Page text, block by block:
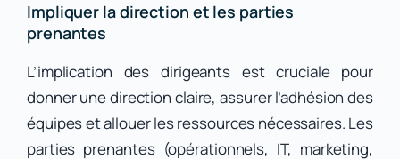
Impliquer la direction et les parties
prenantes
L’implication des dirigeants est cruciale pour
donner une direction claire, assurer l’adhésion des
équipes et allouer les ressources nécessaires. Les
parties prenantes (opérationnels, IT, marketing,